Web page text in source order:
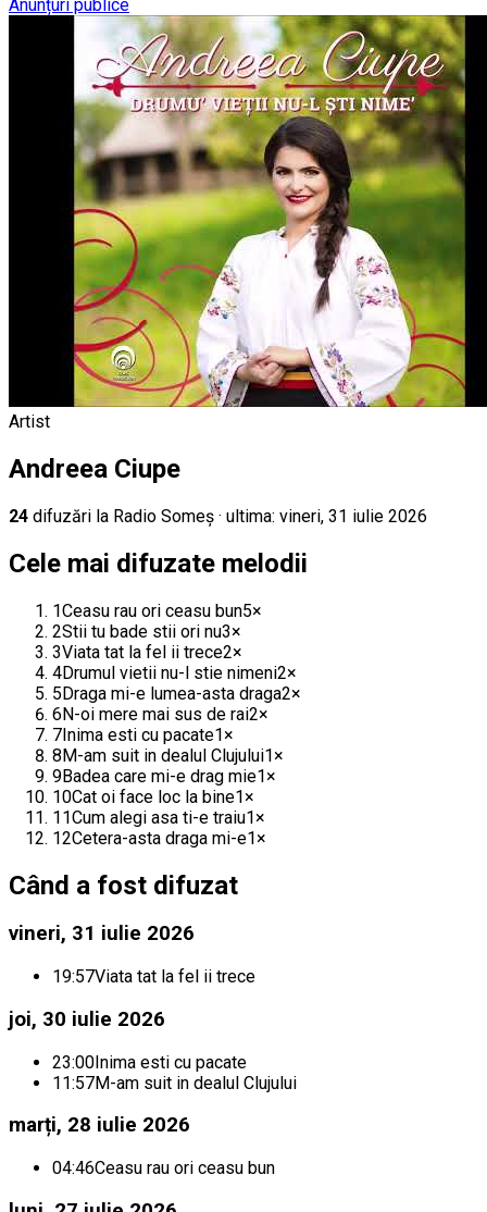
Anunțuri publice
Artist
Andreea Ciupe
24 difuzări la Radio Someș · ultima: vineri, 31 iulie 2026
Cele mai difuzate melodii
1Ceasu rau ori ceasu bun5×
2Stii tu bade stii ori nu3×
3Viata tat la fel ii trece2×
4Drumul vietii nu-l stie nimeni2×
5Draga mi-e lumea-asta draga2×
6N-oi mere mai sus de rai2×
7Inima esti cu pacate1×
8M-am suit in dealul Clujului1×
9Badea care mi-e drag mie1×
10Cat oi face loc la bine1×
11Cum alegi asa ti-e traiu1×
12Cetera-asta draga mi-e1×
Când a fost difuzat
vineri, 31 iulie 2026
19:57Viata tat la fel ii trece
joi, 30 iulie 2026
23:00Inima esti cu pacate
11:57M-am suit in dealul Clujului
marți, 28 iulie 2026
04:46Ceasu rau ori ceasu bun